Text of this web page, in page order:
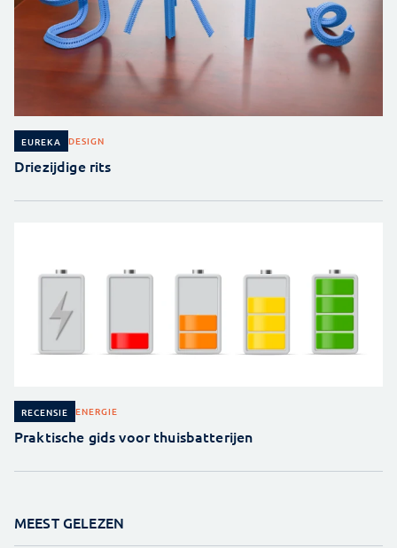
EUREKA DESIGN
Driezijdige rits
RECENSIE ENERGIE
Praktische gids voor thuisbatterijen
MEEST GELEZEN